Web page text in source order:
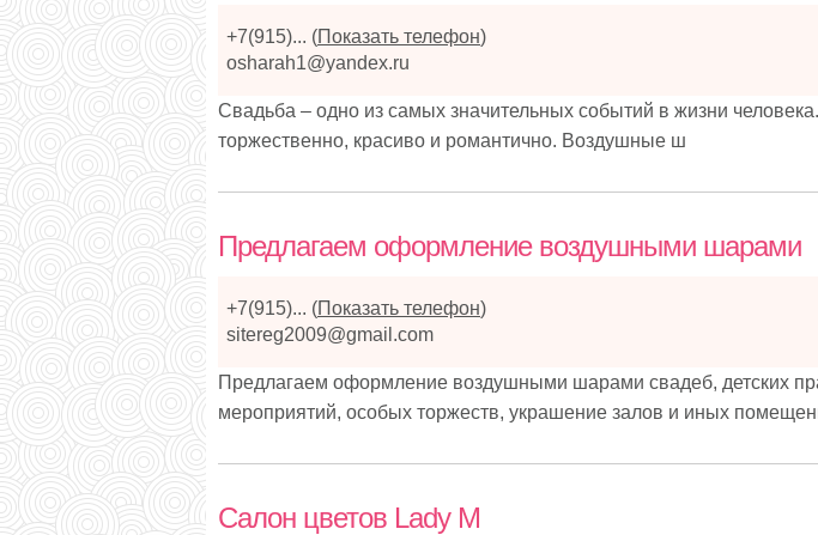
+7(915)... (Показать телефон)
osharah1@yandex.ru
Свадьба – одно из самых значительных событий в жизни
торжественно, красиво и романтично. Воздушные ш
Предлагаем оформление воздушными шарами
+7(915)... (Показать телефон)
sitereg2009@gmail.com
Предлагаем оформление воздушными шарами свадеб, детских
мероприятий, особых торжеств, украшение залов и иных
Салон цветов Lady M